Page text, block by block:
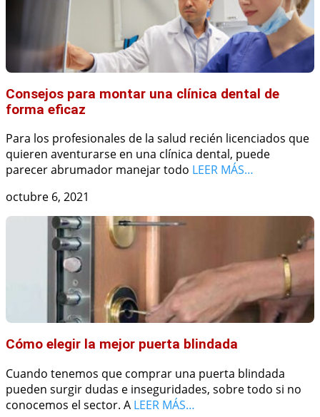
Consejos para montar una clínica dental de
forma eficaz
Para los profesionales de la salud recién licenciados que
quieren aventurarse en una clínica dental, puede
parecer abrumador manejar todo LEER MÁS…
octubre 6, 2021
Cómo elegir la mejor puerta blindada
Cuando tenemos que comprar una puerta blindada
pueden surgir dudas e inseguridades, sobre todo si no
conocemos el sector. A LEER MÁS…